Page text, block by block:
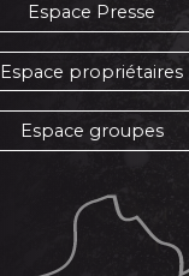
Espace Presse
Espace propriétaires
Espace groupes